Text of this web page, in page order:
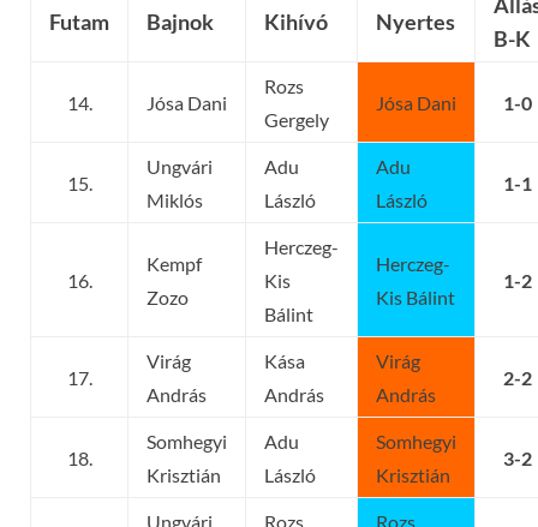
Futam Bajnok Kihívó Nyertes
B-K
14. Jósa Dani
Rozs
Gergely
Jósa Dani 1-0
15.
Ungvári
Miklós
Adu
László
Adu
László
1-1
16.
Kempf
Zozo
Herczeg-
Kis
Bálint
Herczeg-
Kis Bálint
1-2
17.
Virág
András
Kása
András
Virág
András
2-2
18.
Somhegyi
Krisztián
Adu
László
Somhegyi
Krisztián
3-2
Ungvári
Rozs
Rozs